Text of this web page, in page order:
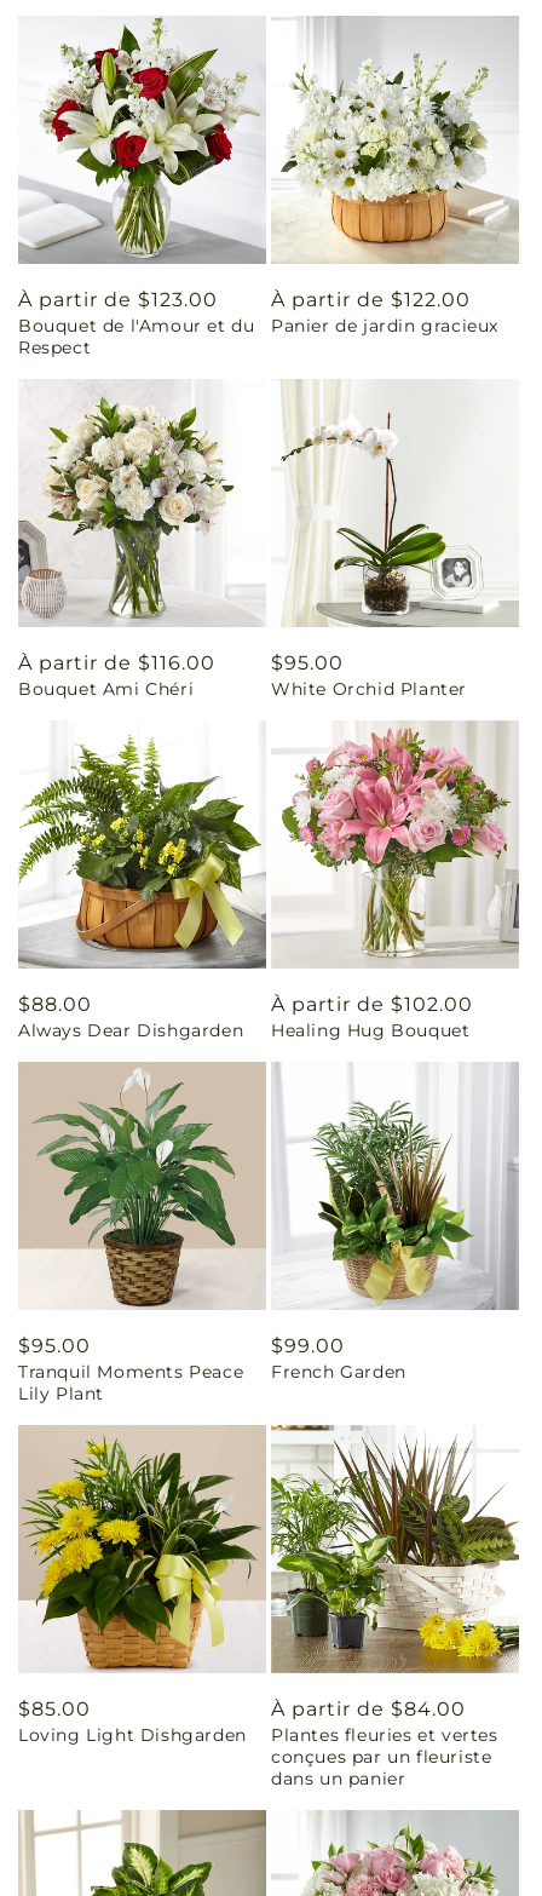
Prix
habituel
À partir de $123.00
Bouquet de l'Amour et du
Respect
Prix
habituel
À partir de $122.00
Panier de jardin gracieux
Prix
habituel
À partir de $116.00
Bouquet Ami Chéri
Prix
habituel
$95.00
White Orchid Planter
Prix
habituel
$88.00
Always Dear Dishgarden
Prix
habituel
À partir de $102.00
Healing Hug Bouquet
Prix
habituel
$95.00
Tranquil Moments Peace
Lily Plant
Prix
habituel
$99.00
French Garden
Prix
habituel
$85.00
Loving Light Dishgarden
Prix
habituel
À partir de $84.00
Plantes fleuries et vertes
conçues par un fleuriste
dans un panier